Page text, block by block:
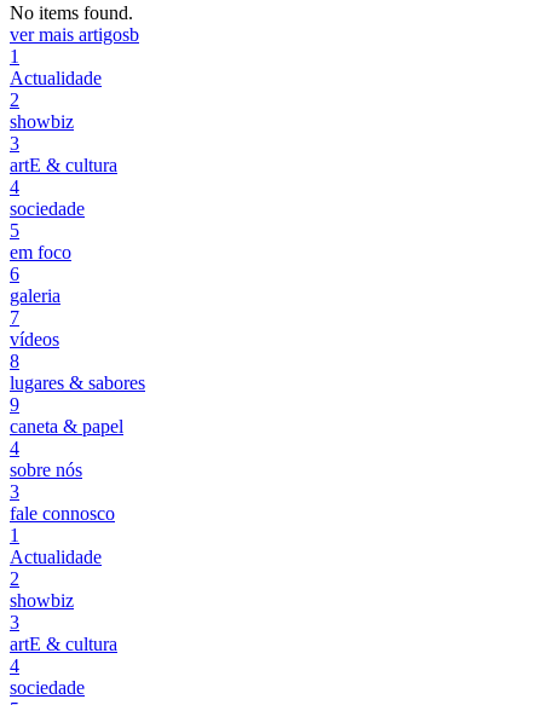
No items found.
ver mais artigosb
1
Actualidade
2
showbiz
3
artE & cultura
4
sociedade
5
em foco
6
galeria
7
vídeos
8
lugares & sabores
9
caneta & papel
4
sobre nós
3
fale connosco
1
Actualidade
2
showbiz
3
artE & cultura
4
sociedade